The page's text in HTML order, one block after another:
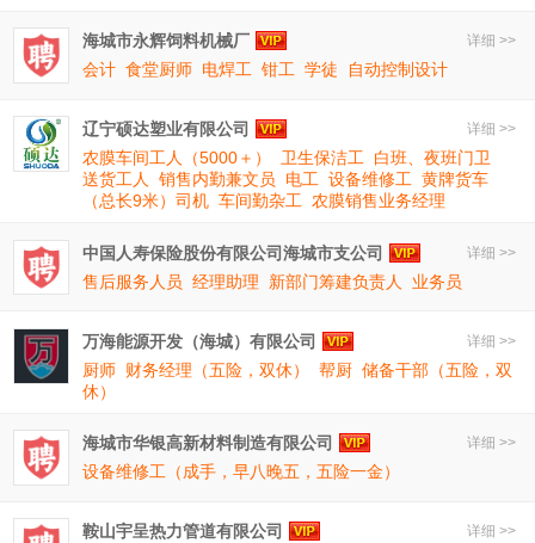
详细 >>
海城市永辉饲料机械厂
会计 食堂厨师 电焊工 钳工 学徒 自动控制设计
详细 >>
辽宁硕达塑业有限公司
农膜车间工人（5000＋）
卫生保洁工 白班、夜班门卫
送货工人
销售内勤兼文员 电工 设备维修工 黄牌货车
（总长9米）司机 车间勤杂工 农膜销售业务经理
详细 >>
中国人寿保险股份有限公司海城市支公司
售后服务人员 经理助理 新部门筹建负责人 业务员
详细 >>
万海能源开发（海城）有限公司
厨师 财务经理（五险，双休） 帮厨 储备干部（五险，双
休）
详细 >>
海城市华银高新材料制造有限公司
设备维修工（成手，早八晚五，五险一金）
详细 >>
鞍山宇呈热力管道有限公司